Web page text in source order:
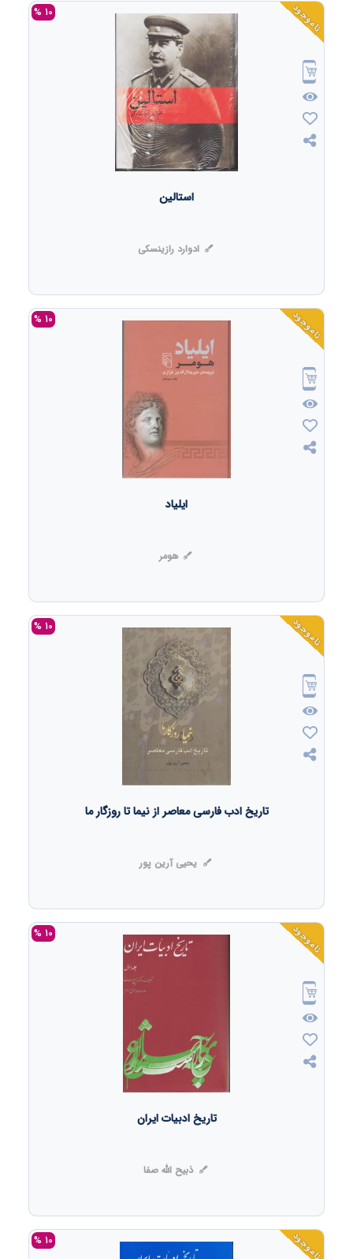
ناموجود 10 %
استالین
ادوارد رازینسکی
ناموجود 10 %
ایلیاد
هومر
ناموجود 10 %
تاریخ ادب فارسی معاصر از نیما تا روزگار ما
یحیی آرین پور
ناموجود 10 %
تاریخ ادبیات ایران
ذبیح الله صفا
ناموجود 10 %